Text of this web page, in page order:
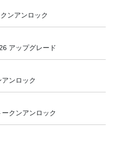
ンアンロック
アップグレード
ンロック
クンアンロック